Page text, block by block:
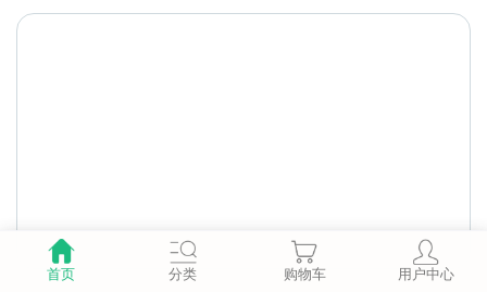
首页 分类 购物车 用户中心